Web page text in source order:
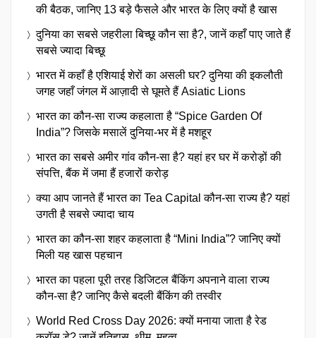
की बैठक, जानिए 13 बड़े फैसले और भारत के लिए क्यों है खास
दुनिया का सबसे जहरीला बिच्छू कौन सा है?, जानें कहाँ पाए जाते हैं
सबसे ज्यादा बिच्छू
भारत में कहाँ है एशियाई शेरों का असली घर? दुनिया की इकलौती
जगह जहाँ जंगल में आज़ादी से घूमते हैं Asiatic Lions
भारत का कौन-सा राज्य कहलाता है “Spice Garden Of
India”? जिसके मसालें दुनिया-भर में है मशहूर
भारत का सबसे अमीर गांव कौन-सा है? यहां हर घर में करोड़ों की
संपत्ति, बैंक में जमा हैं हजारों करोड़
क्या आप जानते हैं भारत का Tea Capital कौन-सा राज्य है? यहां
उगती है सबसे ज्यादा चाय
भारत का कौन-सा शहर कहलाता है “Mini India”? जानिए क्यों
मिली यह खास पहचान
भारत का पहला पूरी तरह डिजिटल बैंकिंग अपनाने वाला राज्य
कौन-सा है? जानिए कैसे बदली बैंकिंग की तस्वीर
World Red Cross Day 2026: क्यों मनाया जाता है रेड